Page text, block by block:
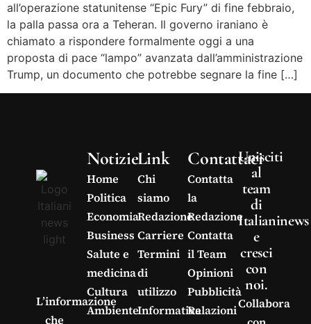
all’operazione statunitense “Epic Fury” di fine febbraio,
la palla passa ora a Teheran. Il governo iraniano è
chiamato a rispondere formalmente oggi a una
proposta di pace “lampo” avanzata dall’amministrazione
Trump, un documento che potrebbe segnare la fine […]
L’informazione
che
Notizie
Home
Politica
Economia
Business
Salute e
medicina
Cultura
Ambiente
Link
Chi
siamo
Redazione
Carriere
Termini
di
utilizzo
Informativa
Contattaci
Contatta
la
Redazione
Contatta
il Team
Opinioni
Pubblicità
Relazioni
Unisciti
al
team
di
Italianinews
e
cresci
con
noi.
Collabora